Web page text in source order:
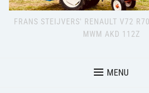
FRANS STEIJVERS' RENAULT V72
MWM AKD 112Z
MENU